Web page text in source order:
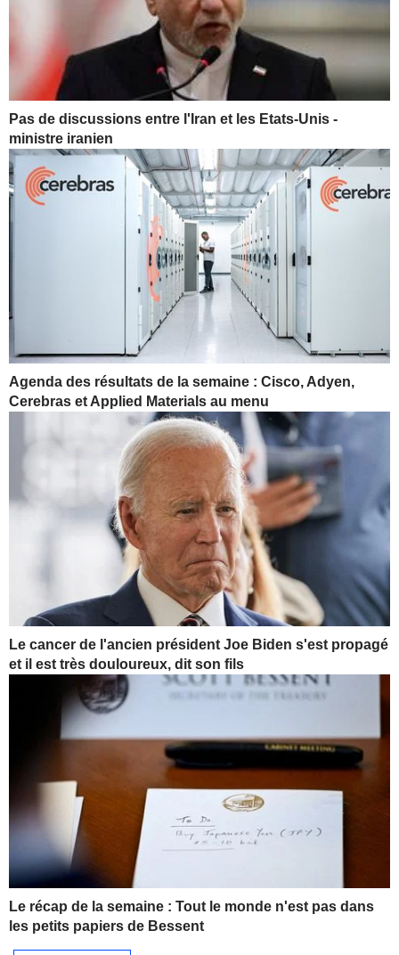
Pas de discussions entre l'Iran et les Etats-Unis -
ministre iranien
Agenda des résultats de la semaine : Cisco, Adyen,
Cerebras et Applied Materials au menu
Le cancer de l'ancien président Joe Biden s'est propagé
et il est très douloureux, dit son fils
Le récap de la semaine : Tout le monde n'est pas dans
les petits papiers de Bessent